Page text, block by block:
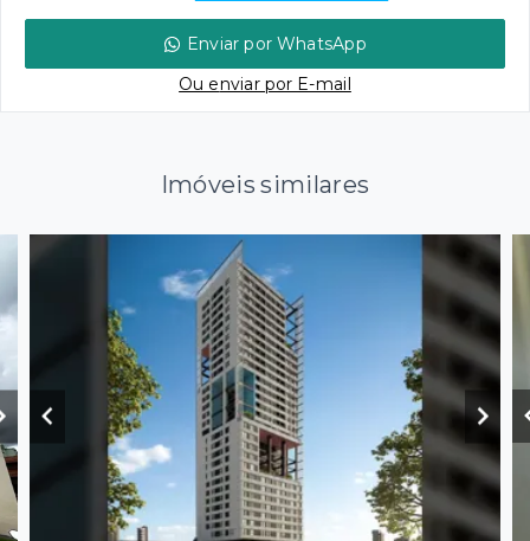
Enviar por WhatsApp
Ou enviar por E-mail
Imóveis similares